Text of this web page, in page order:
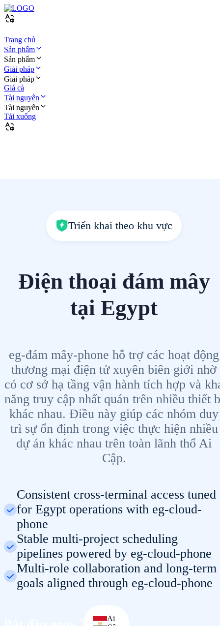
Trang chủ
Sản phẩm
Sản phẩm
Giải pháp
Giải pháp
Giá cả
Tài nguyên
Tài nguyên
Tải xuống
Triển khai theo khu vực
Điện thoại đám mây
tại Egypt
eg-đám mây-phone hỗ trợ các hoạt động
thương mại điện tử xuyên biên giới nhờ
có cơ sở hạ tầng vận hành tích hợp và
năng truy cập nhất quán trên nhiều thiết
khác nhau. Điều này giúp các nhóm duy
trì sự ổn định trong việc thực hiện nhiều
dự án khác nhau trên toàn lãnh thổ Ai
Cập.
Consistent cross-terminal access tuned
for Egypt operations with eg-cloud-
phone
Stable multi-project scheduling
pipelines powered by eg-cloud-phone
Multi-role collaboration and long-term
goals aligned through eg-cloud-phone
Ai